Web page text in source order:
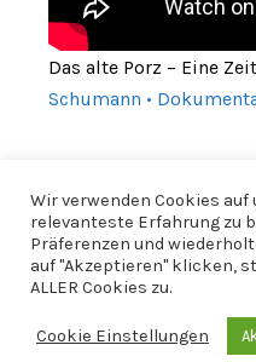
Das alte Porz – Eine
Schumann •
Impressum|
Wir verwenden Cookies
relevanteste Erfahrung zu
Präferenzen und
auf "Akzeptieren" klicken,
ALLER Cookies zu.
Cookie Einstellungen